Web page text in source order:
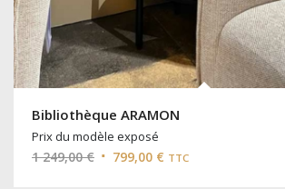
Bibliothèque ARAMON
Prix du modèle exposé
1 249,00€ Le 799,00 € Le
TTC